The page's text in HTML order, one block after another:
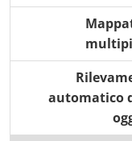
automatico